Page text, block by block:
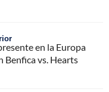
en la Europa
Benfica vs. Hearts